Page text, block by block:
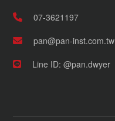
07-3621197
pan@pan-inst.com.tw
Line ID: @pan.dwyer